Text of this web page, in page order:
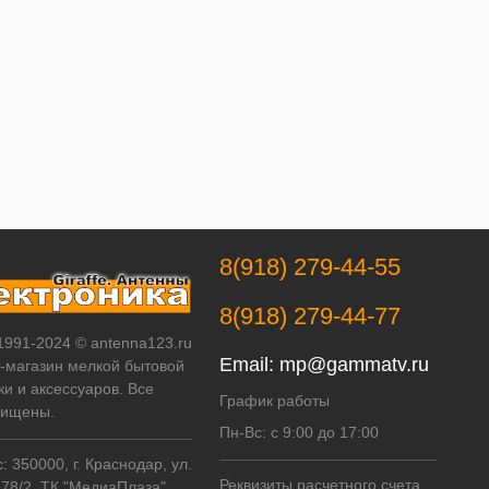
2024 © antenna123.ru
магазин мелкой бытовой
и аксессуаров. Все
350000, г. Краснодар, ул.
8(918) 279-44-55
8(918) 279-44-77
Email: mp@gammatv.ru
График работы
Пн-Вс: с 9:00 до 17:00
Реквизиты расчетного счета